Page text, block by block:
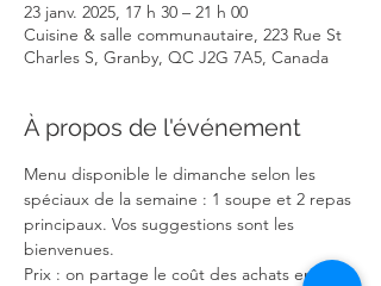
23 janv. 2025, 17 h 30 – 21 h 00
Cuisine & salle communautaire, 223 Rue St
Charles S, Granby, QC J2G 7A5, Canada
À propos de l'événement
Menu disponible le dimanche selon les
spéciaux de la semaine : 1 soupe et 2 repas
principaux. Vos suggestions sont les
bienvenues.
Prix : on partage le coût des achats en